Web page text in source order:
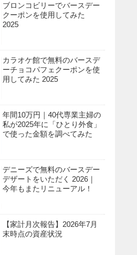
ブロンコビリーでバースデー
クーポンを使用してみた
2025
カラオケ館で無料のバースデ
ーチョコパフェクーポンを使
用してみた 2025
年間10万円｜40代専業主婦の
私が2025年に「ひとり外食」
で使った金額を調べてみた
デニーズで無料のバースデー
デザートをいただく 2026｜
今年もまたリニューアル！
【家計月次報告】2026年7月
末時点の資産状況